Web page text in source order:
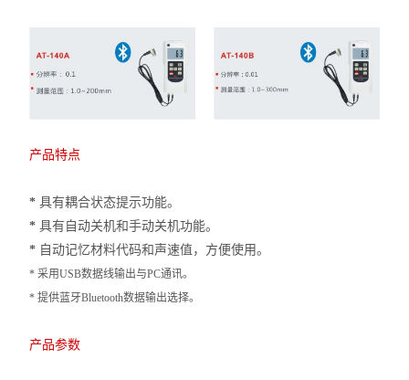
产品特点
*具有耦合状态提示功能。
*具有自动关机和手动关机功能。
* 自动记忆材料代码和声速值，方便使用。
* 采用USB数据线输出与PC通讯。
* 提供蓝牙Bluetooth数据输出选择。
产品参数